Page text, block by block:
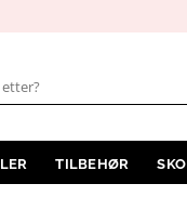
TILBEHØR SKO